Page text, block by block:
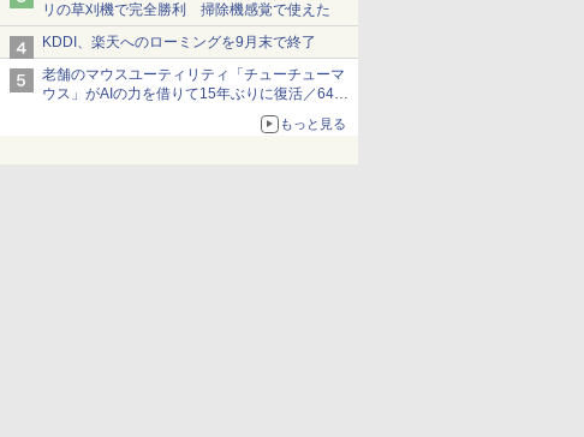
リの草刈機で完全勝利 掃除機感覚で使えた
KDDI、楽天へのローミングを9月末で終了
老舗のマウスユーティリティ「チューチューマ
ウス」がAIの力を借りて15年ぶりに復活／64bit
化、Windows 10/11、「Chrome」も走り回
る。復活記念で2026年末まで500円
もっと見る